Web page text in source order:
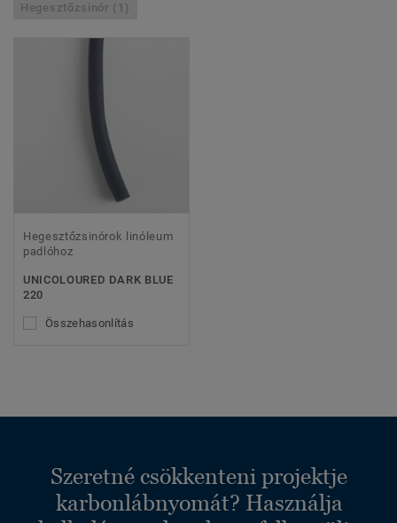
Hegesztőzsinór (1)
Hegesztőzsinórok linóleum
padlóhoz
UNICOLOURED DARK BLUE
220
Összehasonlítás
Szeretné csökkenteni projektje
karbonlábnyomát? Használja